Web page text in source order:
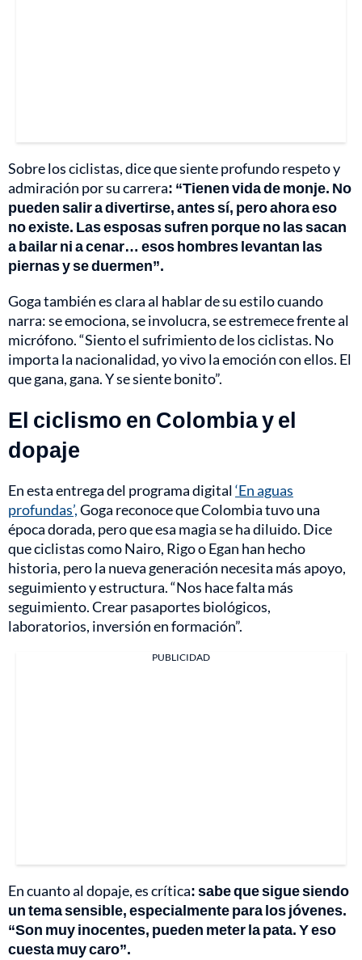
Sobre los ciclistas, dice que siente profundo respeto y
admiración por su carrera: “Tienen vida de monje. No
pueden salir a divertirse, antes sí, pero ahora eso
no existe. Las esposas sufren porque no las sacan
a bailar ni a cenar… esos hombres levantan las
piernas y se duermen”.
Goga también es clara al hablar de su estilo cuando
narra: se emociona, se involucra, se estremece frente al
micrófono. “Siento el sufrimiento de los ciclistas. No
importa la nacionalidad, yo vivo la emoción con ellos. El
que gana, gana. Y se siente bonito”.
El ciclismo en Colombia y el
dopaje
En esta entrega del programa digital‘En aguas
profundas’,Goga reconoce que Colombia tuvo una
época dorada, pero que esa magia se ha diluido. Dice
que ciclistas como Nairo, Rigo o Egan han hecho
historia, pero la nueva generación necesita más apoyo,
seguimiento y estructura. “Nos hace falta más
seguimiento. Crear pasaportes biológicos,
laboratorios, inversión en formación”.
PUBLICIDAD
En cuanto al dopaje, es crítica: sabe que sigue siendo
un tema sensible, especialmente para los jóvenes.
“Son muy inocentes, pueden meter la pata. Y eso
cuesta muy caro”.